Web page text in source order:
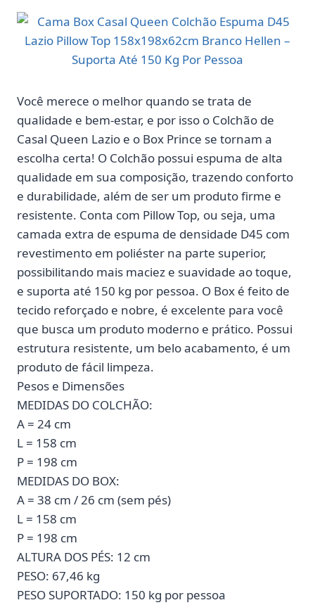
Você merece o melhor quando se trata de
qualidade e bem-estar, e por isso o Colchão de
Casal Queen Lazio e o Box Prince se tornam a
escolha certa! O Colchão possui espuma de alta
qualidade em sua composição, trazendo conforto
e durabilidade, além de ser um produto firme e
resistente. Conta com Pillow Top, ou seja, uma
camada extra de espuma de densidade D45 com
revestimento em poliéster na parte superior,
possibilitando mais maciez e suavidade ao toque,
e suporta até 150 kg por pessoa. O Box é feito de
tecido reforçado e nobre, é excelente para você
que busca um produto moderno e prático. Possui
estrutura resistente, um belo acabamento, é um
produto de fácil limpeza.
Pesos e Dimensões
MEDIDAS DO COLCHÃO:
A = 24 cm
L = 158 cm
P = 198 cm
MEDIDAS DO BOX:
A = 38 cm / 26 cm (sem pés)
L = 158 cm
P = 198 cm
ALTURA DOS PÉS: 12 cm
PESO: 67,46 kg
PESO SUPORTADO: 150 kg por pessoa